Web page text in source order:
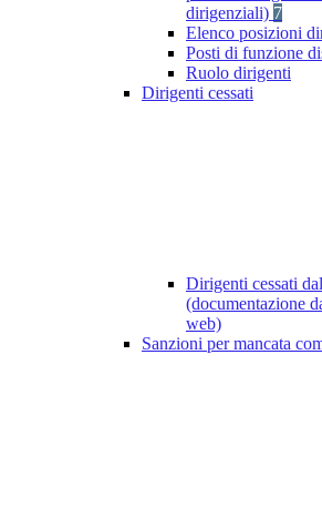
dirigenziali) 7
Elenco posizioni
Posti di funzione
Ruolo dirigenti
Dirigenti cessati
Dirigenti cessati
(documentazione
web)
Sanzioni per mancata